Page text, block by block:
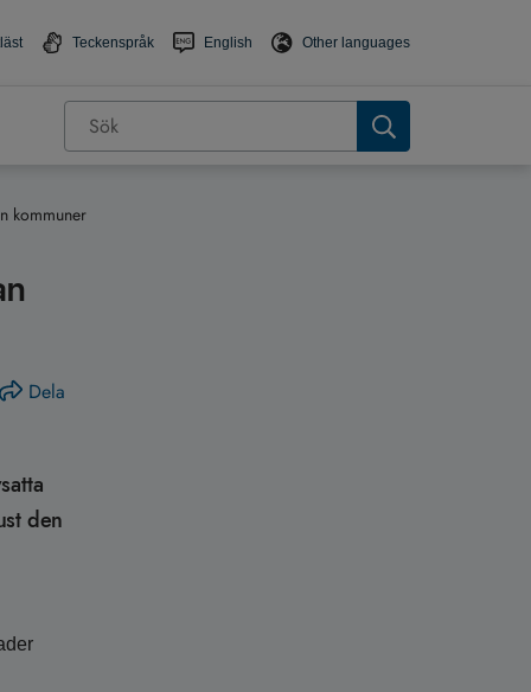
Teckenspråk English Other languages
kommuner
Dela
den